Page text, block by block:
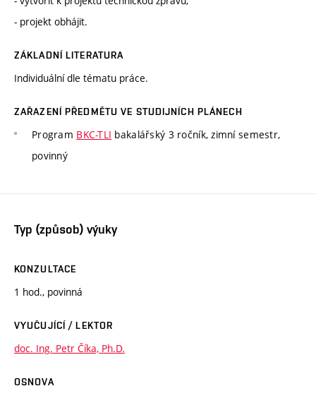
- projekt obhájit.
ZÁKLADNÍ LITERATURA
Individuální dle tématu práce.
ZAŘAZENÍ PŘEDMĚTU VE STUDIJNÍCH PLÁNECH
Program BKC-TLI bakalářský 3 ročník, zimní semestr,
povinný
Typ (způsob) výuky
KONZULTACE
1 hod., povinná
VYUČUJÍCÍ / LEKTOR
doc. Ing. Petr Číka, Ph.D.
OSNOVA